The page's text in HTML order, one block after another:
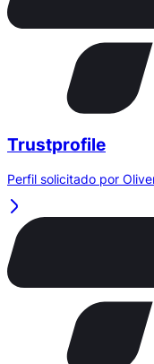
Trustprofile
Perfil solicitado por